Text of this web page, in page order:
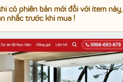
có phiên bản mới đối với item này,
nhắc trước khi mua !